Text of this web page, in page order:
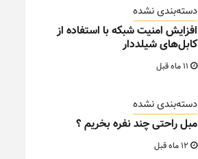
دسته‌بندی نشده
افزایش امنیت شبکه با استفاده از
کابل‌های شیلددار
دسته‌بندی نشده
مبل راحتی چند نفره بخریم ؟